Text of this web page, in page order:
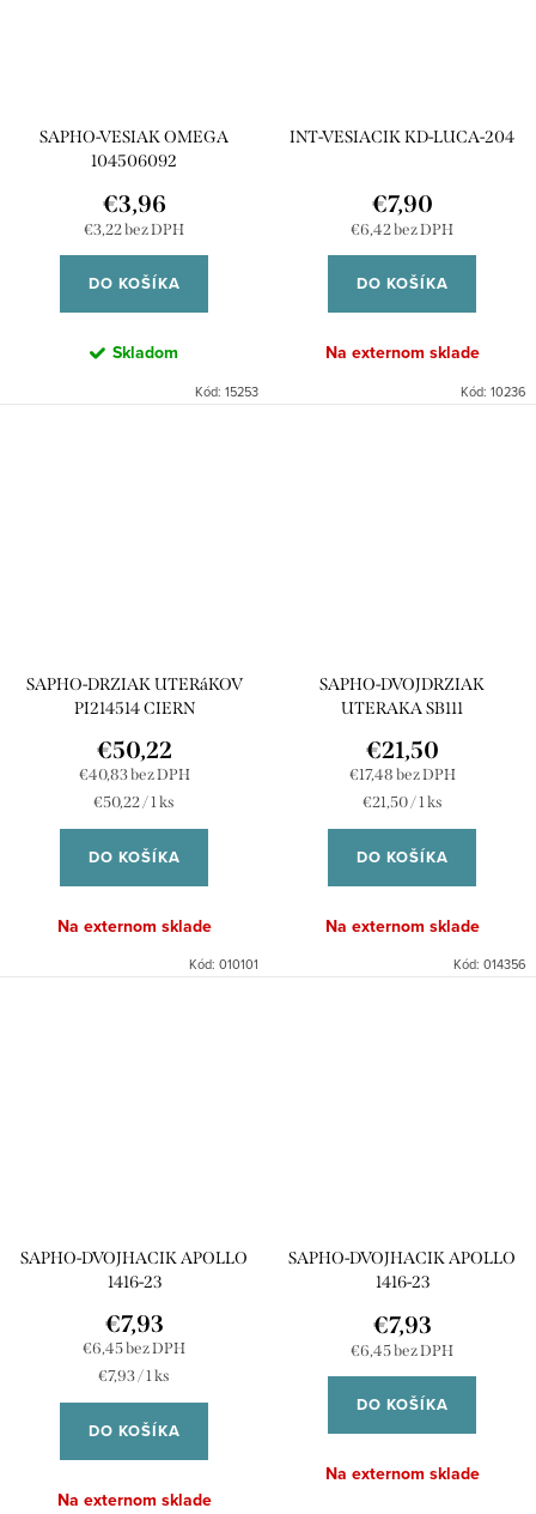
SAPHO-VESIAK OMEGA
104506092
€3,22 bez DPH
€3,96
DO KOŠÍKA
Skladom
Kód: 15253
INT-VESIACIK KD-LUCA-204
€6,42 bez DPH
€7,90
DO KOŠÍKA
Na externom sklade
Kód: 10236
SAPHO-DRZIAK UTERáKOV
PI214514 CIERN
€40,83 bez DPH
€50,22
Jednotková
cena:
€50,22 / 1 ks
DO KOŠÍKA
Na externom sklade
Kód: 010101
SAPHO-DVOJDRZIAK
UTERAKA SB111
€17,48 bez DPH
€21,50
Jednotková
cena:
€21,50 / 1 ks
DO KOŠÍKA
Na externom sklade
Kód: 014356
SAPHO-DVOJHACIK APOLLO
1416-23
€6,45 bez DPH
€7,93
Jednotková
€7,93 / 1 ks
DO KOŠÍKA
Na externom sklade
SAPHO-DVOJHACIK APOLLO
1416-23
€6,45 bez DPH
€7,93
DO KOŠÍKA
Na externom sklade